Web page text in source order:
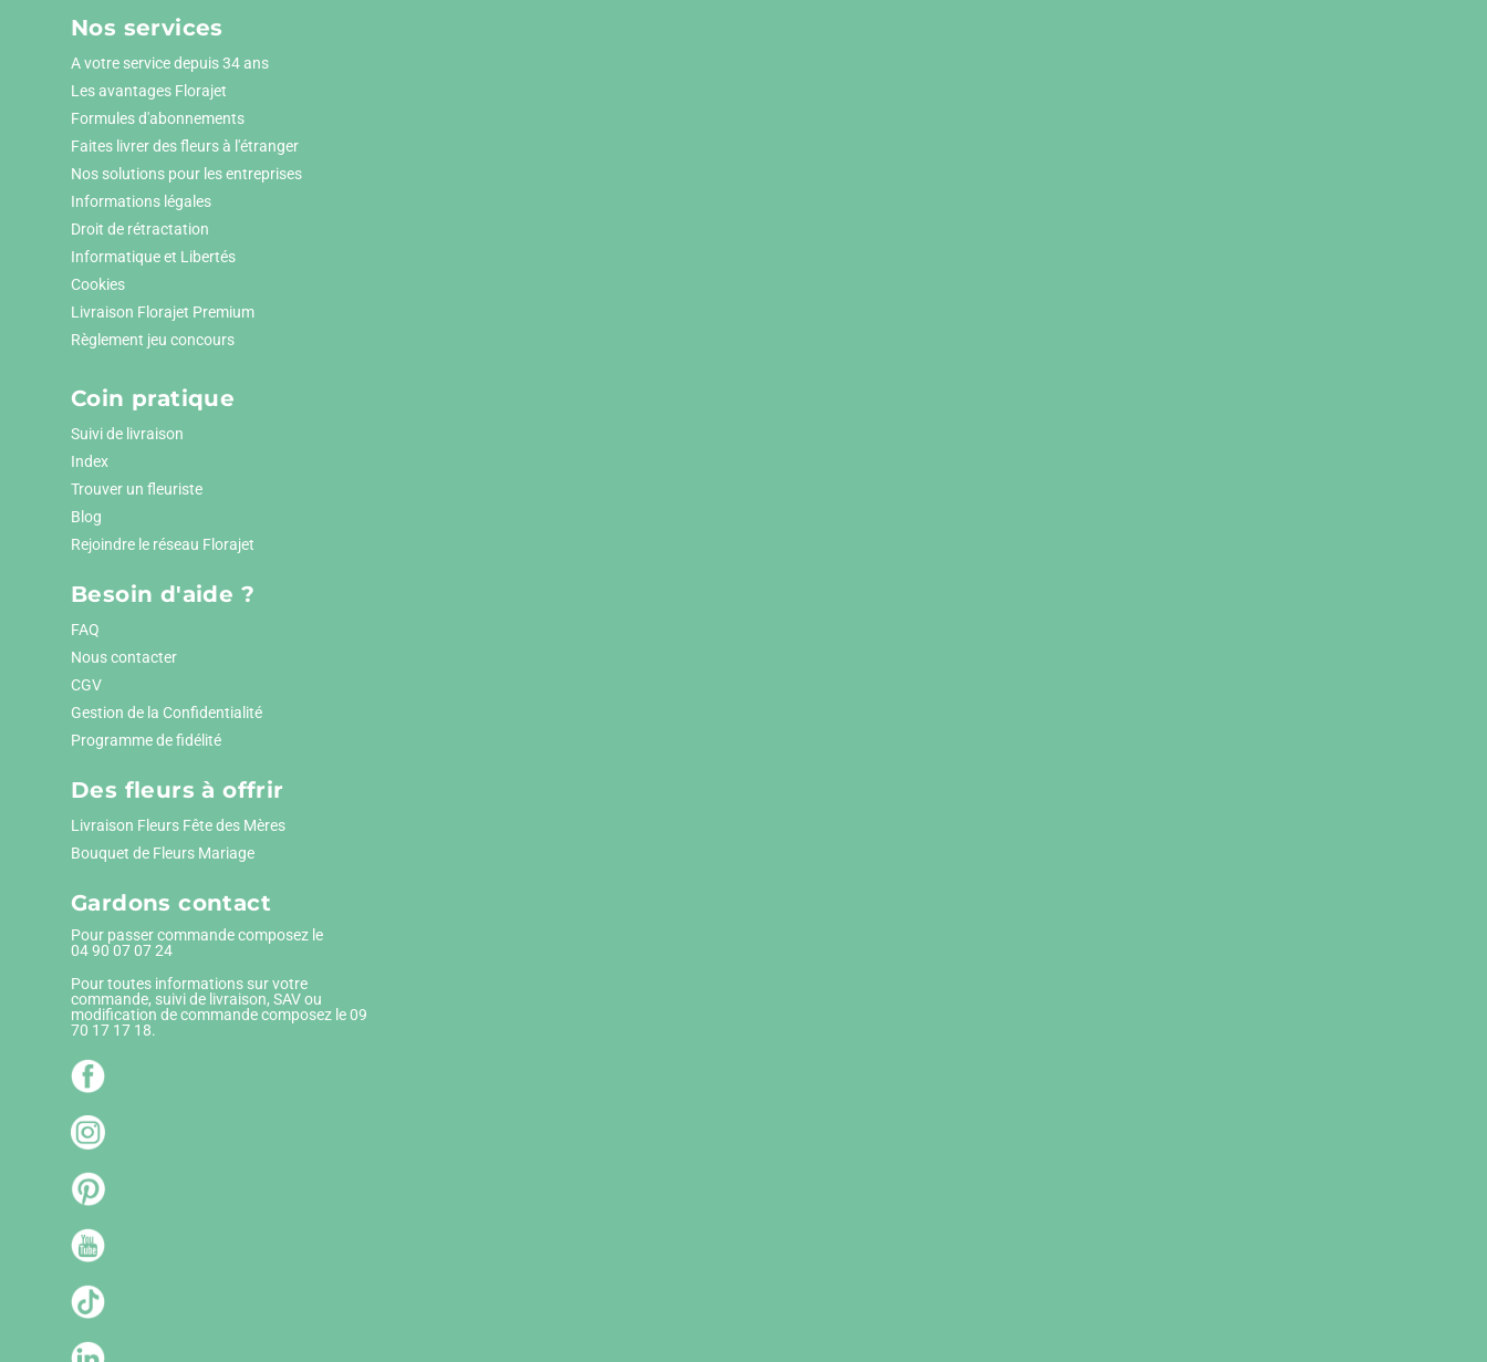
Nos services
A votre service depuis 34 ans
Les avantages Florajet
Formules d'abonnements
Faites livrer des fleurs à l'étranger
Nos solutions pour les entreprises
Informations légales
Droit de rétractation
Informatique et Libertés
Cookies
Livraison Florajet Premium
Règlement jeu concours
Coin pratique
Suivi de livraison
Index
Trouver un fleuriste
Blog
Rejoindre le réseau Florajet
Besoin d'aide ?
FAQ
Nous contacter
CGV
Gestion de la Confidentialité
Programme de fidélité
Des fleurs à offrir
Livraison Fleurs Fête des Mères
Bouquet de Fleurs Mariage
Gardons contact
Pour passer commande composez le
04 90 07 07 24
Pour toutes informations sur votre
commande, suivi de livraison, SAV ou
modification de commande composez le 09
70 17 17 18.